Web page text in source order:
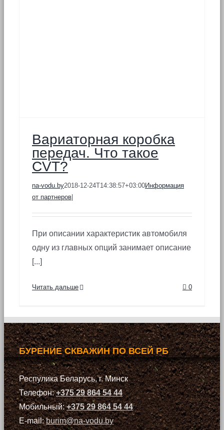
Вариаторная коробка
передач. Что такое
CVT?
na-vodu.by2018-12-24T14:38:57+03:00Информация
от партнеров
При описании характеристик автомобиля
одну из главных опций занимает описание
[...]
Читать дальше 0
БУРЕНИЕ СКВАЖИН ПО ВСЕЙ РБ
Респулика Беларусь, г. Минск
Телефон:+375 29 864 54 44
Мобильный:+375 29 864 54 44
E-mail:burim@na-vodu.by